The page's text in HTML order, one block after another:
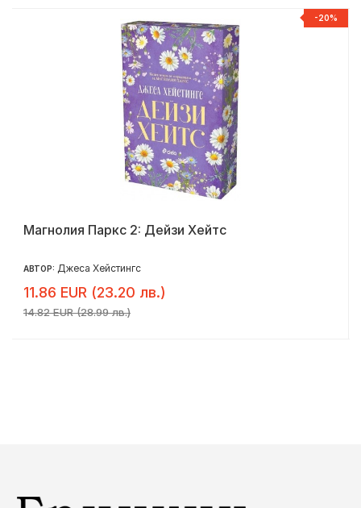
-20%
Магнолия Паркс 2: Дейзи Хейтс
АВТОР: Джеса Хейстингс
11.86 EUR (23.20 лв.)
14.82 EUR (28.99 лв.)